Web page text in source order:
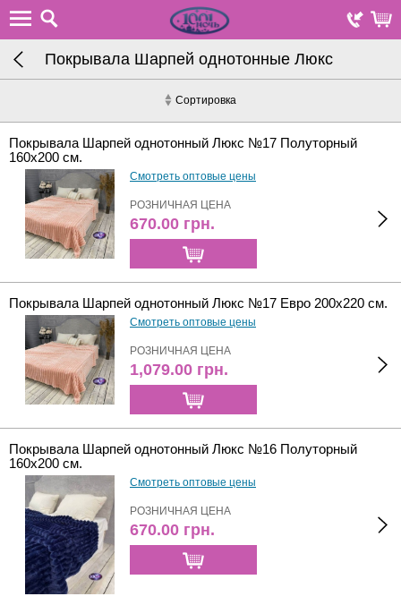
Покрывала Шарпей однотонные Люкс
Сортировка
Покрывала Шарпей однотонный Люкс №17 Полуторный
160х200 см.
Смотреть оптовые цены
РОЗНИЧНАЯ ЦЕНА
670.00 грн.
Покрывала Шарпей однотонный Люкс №17 Евро 200х220 см.
Смотреть оптовые цены
РОЗНИЧНАЯ ЦЕНА
1,079.00 грн.
Покрывала Шарпей однотонный Люкс №16 Полуторный
160х200 см.
Смотреть оптовые цены
РОЗНИЧНАЯ ЦЕНА
670.00 грн.